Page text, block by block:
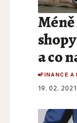
a co
FINANCE A
19. 02. 2021